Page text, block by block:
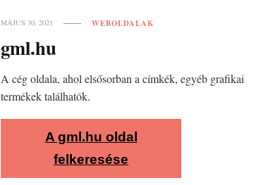
MÁJUS 30, 2021 WEBOLDALAK
gml.hu
A cég oldala, ahol elsősorban a címkék, egyéb grafikai
termékek találhatók.
A gml.hu oldal
felkeresése